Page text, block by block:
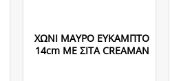
ΧΩΝΙ ΜΑΥΡΟ ΕΥΚΑΜΠΤΟ
14cm ΜΕ ΣΙΤΑ CREAMAN